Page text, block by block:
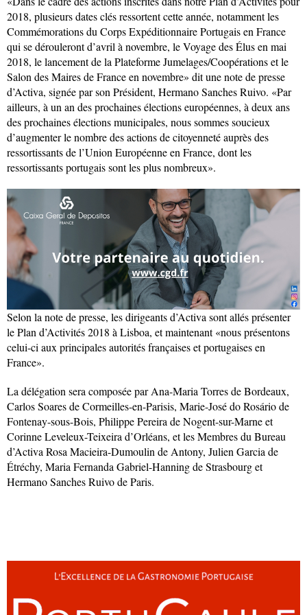
2018, plusieurs dates clés ressortent cette année, notamment les
Commémorations du Corps Expéditionnaire Portugais en France
qui se dérouleront d’avril à novembre, le Voyage des Élus en mai
2018, le lancement de la Plateforme Jumelages/Coopérations et le
Salon des Maires de France en novembre» dit une note de presse
d’Activa, signée par son Président, Hermano Sanches Ruivo. «Par
ailleurs, à un an des prochaines élections européennes, à deux ans
des prochaines élections municipales, nous sommes soucieux
d’augmenter le nombre des actions de citoyenneté auprès des
ressortissants de l’Union Européenne en France, dont les
ressortissants portugais sont les plus nombreux».
Selon la note de presse, les dirigeants d’Activa sont allés présenter
le Plan d’Activités 2018 à Lisboa, et maintenant «nous présentons
celui-ci aux principales autorités françaises et portugaises en
France».
La délégation sera composée par Ana-Maria Torres de Bordeaux,
Carlos Soares de Cormeilles-en-Parisis, Marie-José do Rosário de
Fontenay-sous-Bois, Philippe Pereira de Nogent-sur-Marne et
Corinne Leveleux-Teixeira d’Orléans, et les Membres du Bureau
d’Activa Rosa Macieira-Dumoulin de Antony, Julien Garcia de
Étréchy, Maria Fernanda Gabriel-Hanning de Strasbourg et
Hermano Sanches Ruivo de Paris.